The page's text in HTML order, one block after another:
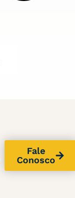
Fale
Conosco